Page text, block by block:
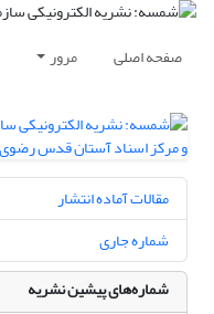
صفحه اصلی مرور
مقالات آماده انتشار
شماره جاری
شماره‌های پیشین نشریه